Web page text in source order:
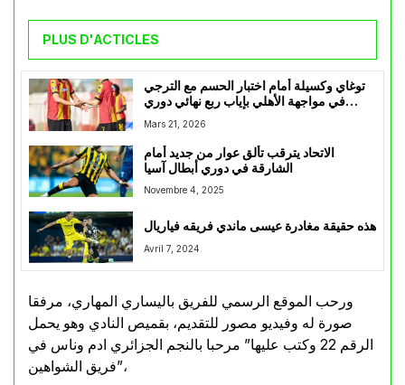
PLUS D'ACTICLES
توغاي وكسيلة أمام اختبار الحسم مع الترجي
في مواجهة الأهلي بإياب ربع نهائي دوري
أبطال إفريقيا
Mars 21, 2026
الاتحاد يترقب تألق عوار من جديد أمام
الشارقة في دوري أبطال آسيا
Novembre 4, 2025
هذه حقيقة مغادرة عيسى ماندي فريقه فياريال
Avril 7, 2024
ورحب الموقع الرسمي للفريق باليساري المهاري، مرفقا
صورة له وفيديو مصور للتقديم، بقميص النادي وهو يحمل
الرقم 22 وكتب عليها” مرحبا بالنجم الجزائري ادم وناس في
فريق الشواهين”،